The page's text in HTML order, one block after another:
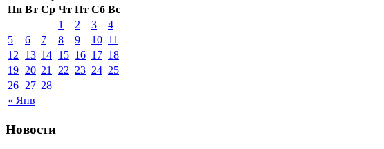
Пн Вт Ср Чт Пт Сб Вс
« Янв
1 2 3
4
5
6 7 8 9 10 11
12
13 14 15 16 17 18
19 20 21 22 23 24 25
26 27 28
Новости